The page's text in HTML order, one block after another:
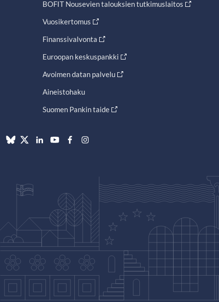
BOFIT Nousevien talouksien tutkimuslaitos
Vuosikertomus
Finanssivalvonta
Euroopan keskuspankki
Avoimen datan palvelu
Aineistohaku
Suomen Pankin taide